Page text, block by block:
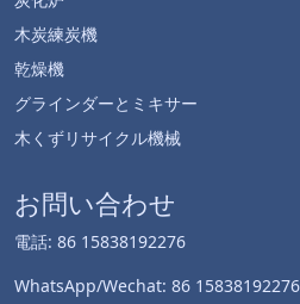
木炭練炭機
乾燥機
グラインダーとミキサー
木くずリサイクル機械
お問い合わせ
電話: 86 15838192276
WhatsApp/Wechat: 86 15838192276